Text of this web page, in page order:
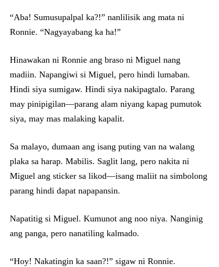
“Aba! Sumusupalpal ka?!” nanlilisik ang mata ni
Ronnie. “Nagyayabang ka ha!”
Hinawakan ni Ronnie ang braso ni Miguel nang
madiin. Napangiwi si Miguel, pero hindi lumaban.
Hindi siya sumigaw. Hindi siya nakipagtalo. Parang
may pinipigilan—parang alam niyang kapag pumutok
siya, may mas malaking kapalit.
Sa malayo, dumaan ang isang puting van na walang
plaka sa harap. Mabilis. Saglit lang, pero nakita ni
Miguel ang sticker sa likod—isang maliit na simbolong
parang hindi dapat napapansin.
Napatitig si Miguel. Kumunot ang noo niya. Nanginig
ang panga, pero nanatiling kalmado.
“Hoy! Nakatingin ka saan?!” sigaw ni Ronnie.